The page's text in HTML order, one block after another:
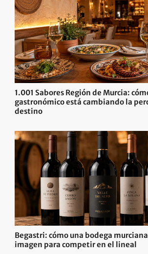
1.001 Sabores Región de Murcia:
gastronómico está cambiando la
destino
Begastri: cómo una bodega
imagen para competir en el lineal